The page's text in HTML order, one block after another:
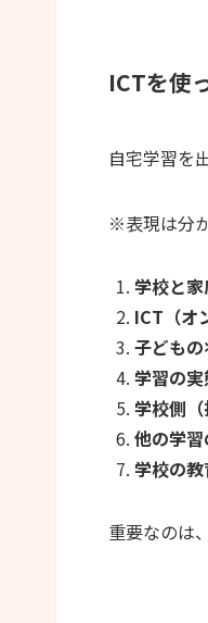
ICTを使
自宅学習を
※表現は分
学校と
ICT（オ
子ども
学習の
学校側
他の学
学校の
重要なのは